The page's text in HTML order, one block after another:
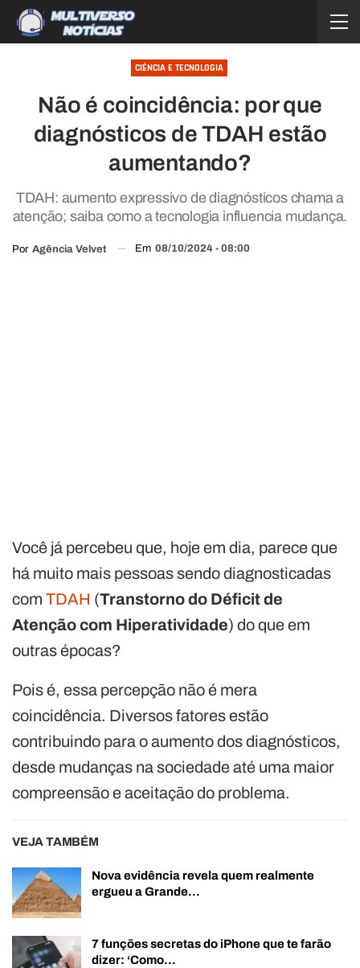
CIÊNCIA E TECNOLOGIA
Não é coincidência: por que
diagnósticos de TDAH estão
aumentando?
TDAH: aumento expressivo de diagnósticos chama a
atenção; saiba como a tecnologia influencia mudança.
Por Agência Velvet Em 08/10/2024 - 08:00
Você já percebeu que, hoje em dia, parece que
há muito mais pessoas sendo diagnosticadas
com TDAH (Transtorno do Déficit de
Atenção com Hiperatividade) do que em
outras épocas?
Pois é, essa percepção não é mera
coincidência. Diversos fatores estão
contribuindo para o aumento dos diagnósticos,
desde mudanças na sociedade até uma maior
compreensão e aceitação do problema.
VEJA TAMBÉM
Nova evidência revela quem realmente
ergueu a Grande…
7 funções secretas do iPhone que te farão
dizer: ‘Como…